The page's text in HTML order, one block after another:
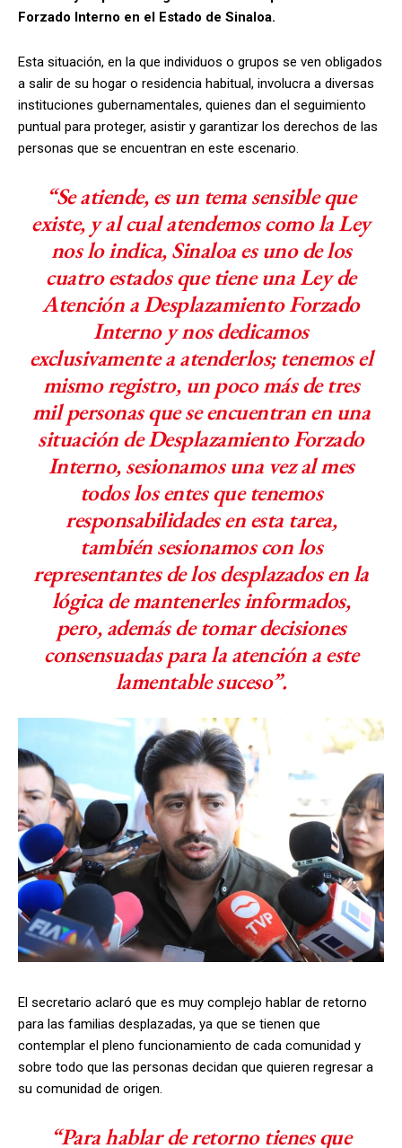
Forzado Interno en el Estado de Sinaloa.
Esta situación, en la que individuos o grupos se ven obligados
a salir de su hogar o residencia habitual, involucra a diversas
instituciones gubernamentales, quienes dan el seguimiento
puntual para proteger, asistir y garantizar los derechos de las
personas que se encuentran en este escenario.
“Se atiende, es un tema sensible que
existe, y al cual atendemos como la Ley
nos lo indica, Sinaloa es uno de los
cuatro estados que tiene una Ley de
Atención a Desplazamiento Forzado
Interno y nos dedicamos
exclusivamente a atenderlos; tenemos el
mismo registro, un poco más de tres
mil personas que se encuentran en una
situación de Desplazamiento Forzado
Interno, sesionamos una vez al mes
todos los entes que tenemos
responsabilidades en esta tarea,
también sesionamos con los
representantes de los desplazados en la
lógica de mantenerles informados,
pero, además de tomar decisiones
consensuadas para la atención a este
lamentable suceso”.
El secretario aclaró que es muy complejo hablar de retorno
para las familias desplazadas, ya que se tienen que
contemplar el pleno funcionamiento de cada comunidad y
sobre todo que las personas decidan que quieren regresar a
su comunidad de origen.
“Para hablar de retorno tienes que